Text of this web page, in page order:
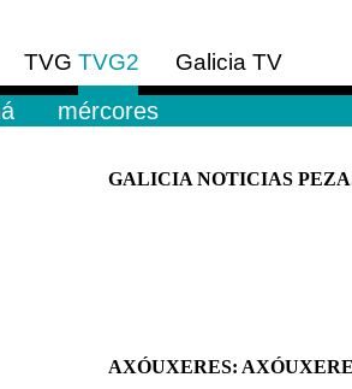
TVG TVG2
Galicia TV
mércores
GALICIA NOTICIAS
AXÓUXERES: